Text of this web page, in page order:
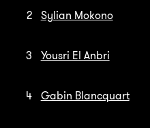
2 Sylian Mokono
3 Yousri El Anbri
4 Gabin Blancquart